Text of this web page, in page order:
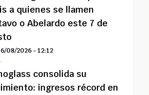
a quienes se llamen
o Abelardo este 7 de
08/2026 - 12:12
consolida su
ingresos récord en